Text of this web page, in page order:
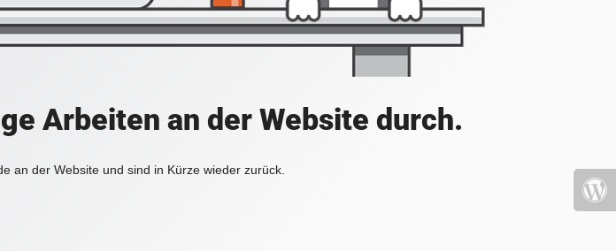
Arbeiten an der Website durch.
an der Website und sind in Kürze wieder zurück.